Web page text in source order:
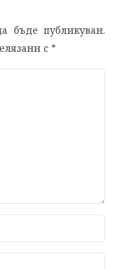
бъде публикуван.
с *